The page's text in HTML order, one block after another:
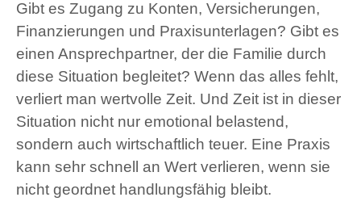
Gibt es Zugang zu Konten, Versicherungen,
Finanzierungen und Praxisunterlagen? Gibt es
einen Ansprechpartner, der die Familie durch
diese Situation begleitet? Wenn das alles fehlt,
verliert man wertvolle Zeit. Und Zeit ist in dieser
Situation nicht nur emotional belastend,
sondern auch wirtschaftlich teuer. Eine Praxis
kann sehr schnell an Wert verlieren, wenn sie
nicht geordnet handlungsfähig bleibt.